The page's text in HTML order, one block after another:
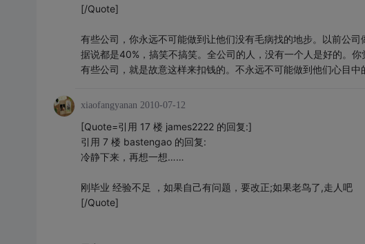
[/Quote]
有些公司，你永远不可能做到让他们没有毛病找的地步。以前公司
据说都是40%，搞笑不搞笑。全公司的人，没有一个人是好的。你
有些公司，就是故意这样来扣钱的。不永远不可能做到他们心目中
xiaofangyanan 2010-07-12
[Quote=引用 17 楼 james2222 的回复:]
引用 7 楼 bastengao 的回复:
冷静下来，再想一想……
刚毕业 经验不足 ，如果自己有问题，要改正;如果老鸟了,走人吧
[/Quote]